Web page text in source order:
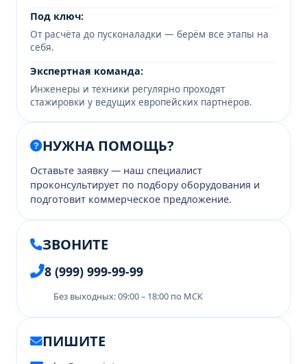
Под ключ:
От расчёта до пусконаладки — берём все этапы на
себя.
Экспертная команда:
Инженеры и техники регулярно проходят
стажировки у ведущих европейских партнёров.
НУЖНА ПОМОЩЬ?
Оставьте заявку — наш специалист
проконсультирует по подбору оборудования и
подготовит коммерческое предложение.
ЗВОНИТЕ
8 (999) 999-99-99
Без выходных: 09:00 – 18:00 по МСК
ПИШИТЕ